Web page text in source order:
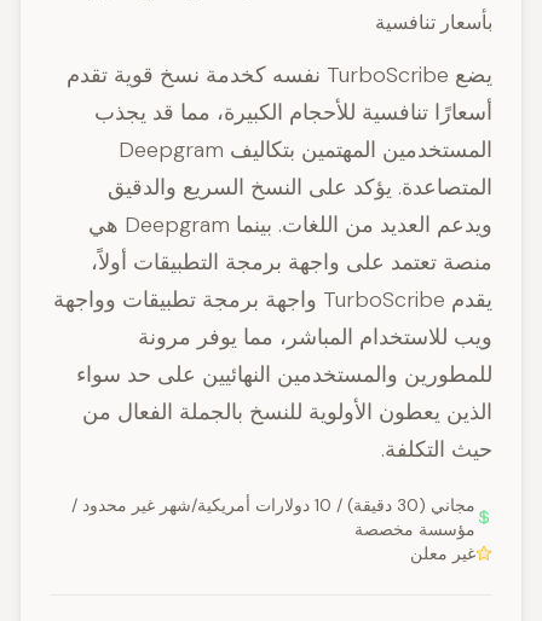
بأسعار تنافسية
يضع TurboScribe نفسه كخدمة نسخ قوية تقدم
أسعارًا تنافسية للأحجام الكبيرة، مما قد يجذب
المستخدمين المهتمين بتكاليف Deepgram
المتصاعدة. يؤكد على النسخ السريع والدقيق
ويدعم العديد من اللغات. بينما Deepgram هي
منصة تعتمد على واجهة برمجة التطبيقات أولاً،
يقدم TurboScribe واجهة برمجة تطبيقات وواجهة
ويب للاستخدام المباشر، مما يوفر مرونة
للمطورين والمستخدمين النهائيين على حد سواء
الذين يعطون الأولوية للنسخ بالجملة الفعال من
حيث التكلفة.
مجاني (30 دقيقة) / 10 دولارات أمريكية/شهر غير محدود /
مؤسسة مخصصة
غير معلن